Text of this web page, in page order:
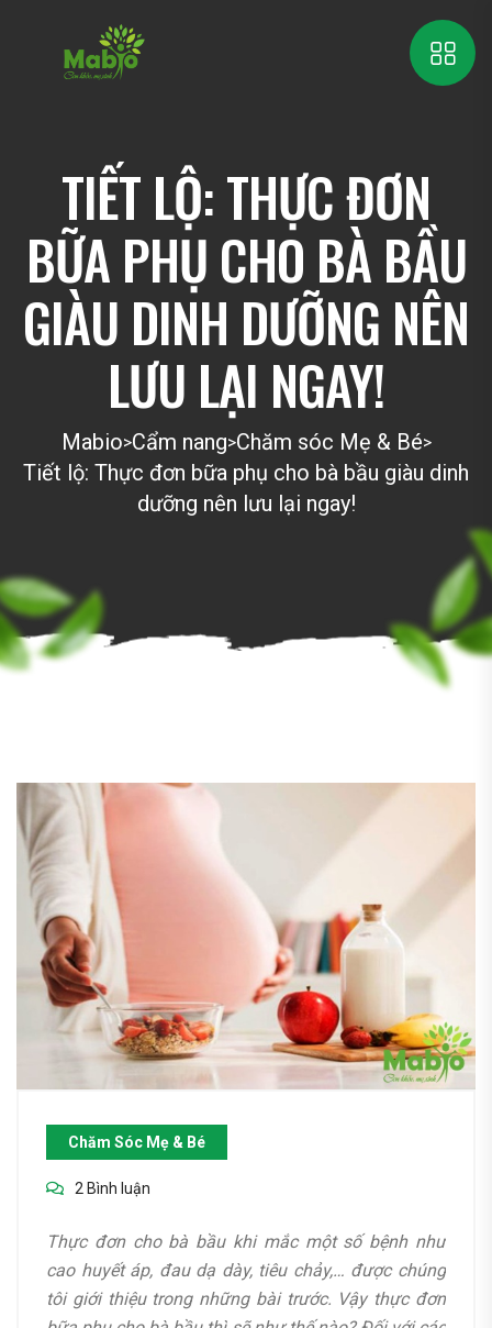
TIẾT LỘ: THỰC ĐƠN
BỮA PHỤ CHO BÀ BẦU
GIÀU DINH DƯỠNG NÊN
LƯU LẠI NGAY!
Mabio>Cẩm nang>Chăm sóc Mẹ & Bé>
Tiết lộ: Thực đơn bữa phụ cho bà bầu giàu dinh
dưỡng nên lưu lại ngay!
Chăm Sóc Mẹ & Bé
2 Bình luận
Thực đơn cho bà bầu khi mắc một số bệnh như
cao huyết áp, đau dạ dày, tiêu chảy,… được chúng
tôi giới thiệu trong những bài trước. Vậy thực đơn